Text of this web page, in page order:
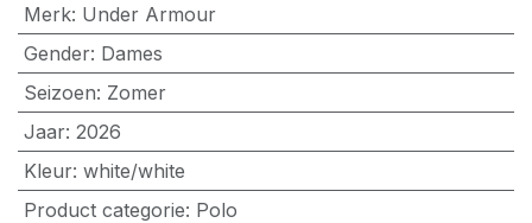
Merk: Under Armour
Gender: Dames
Seizoen: Zomer
Jaar: 2026
Kleur: white/white
Product categorie: Polo